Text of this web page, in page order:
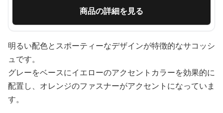
商品の詳細を見る
明るい配色とスポーティーなデザインが特徴的なサコッシ
ュです。
グレーをベースにイエローのアクセントカラーを効果的に
配置し、オレンジのファスナーがアクセントになっていま
す。